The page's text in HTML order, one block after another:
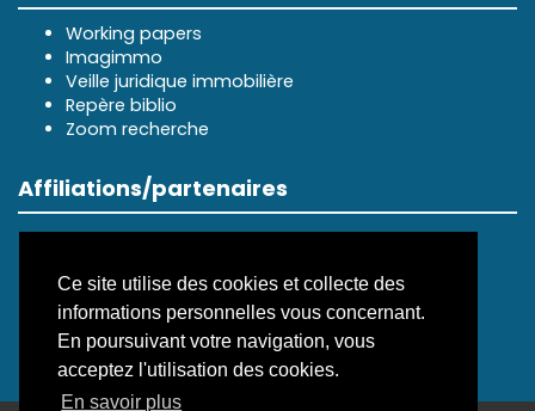
Ce site utilise des cookies et collecte des
informations personnelles vous concernant.
En poursuivant votre navigation, vous
acceptez l'utilisation des cookies.
En savoir plus
Working papers
Imagimmo
Veille juridique immobilière
Repère biblio
Zoom recherche
Affiliations/partenaires